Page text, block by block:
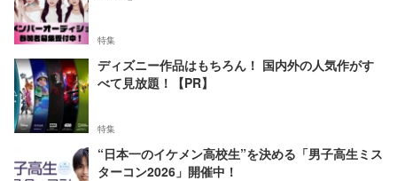
特集
ディズニー作品はもちろん！ 国内外の人気作がす
べて見放題！【PR】
特集
“日本一のイケメン高校生”を決める「男子高生ミス
ターコン2026」開催中！